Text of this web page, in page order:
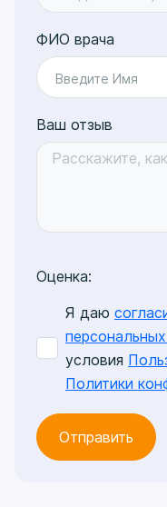
ФИО врача
Введите Имя
Оценка:
Ваш отзыв
Я даю
условия
Политики